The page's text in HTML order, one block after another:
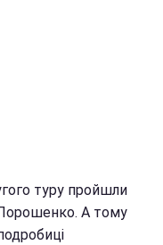
туру пройшли
А тому